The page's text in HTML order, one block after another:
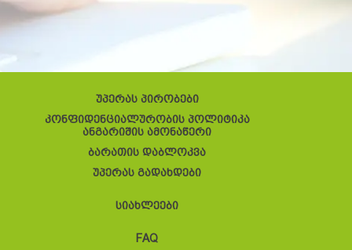
უპერას პირობები
კონფიდენციალურობის პოლიტიკა
ანგარიშის ამონაწერი
ბარათის დაბლოკვა
უპერას გადახდები
სიახლეები
FAQ